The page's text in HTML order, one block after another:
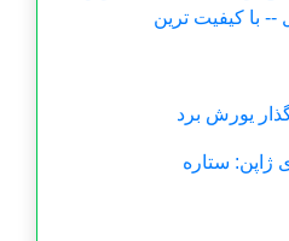
-- با کیفیت ترین
یورش برد